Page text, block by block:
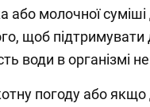
або молочної
щоб
води в організмі
погоду або якщо